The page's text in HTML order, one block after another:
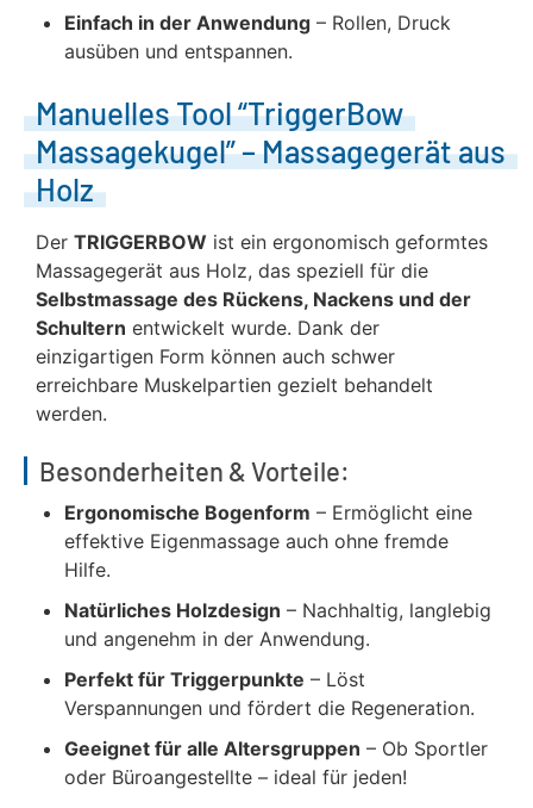
Einfach in der Anwendung – Rollen, Druck
ausüben und entspannen.
Manuelles Tool “TriggerBow
Massagekugel” – Massagegerät aus
Holz
Der TRIGGERBOW ist ein ergonomisch geformtes
Massagegerät aus Holz, das speziell für die
Selbstmassage des Rückens, Nackens und der
Schultern entwickelt wurde. Dank der
einzigartigen Form können auch schwer
erreichbare Muskelpartien gezielt behandelt
werden.
Besonderheiten & Vorteile:
Ergonomische Bogenform – Ermöglicht eine
effektive Eigenmassage auch ohne fremde
Hilfe.
Natürliches Holzdesign – Nachhaltig, langlebig
und angenehm in der Anwendung.
Perfekt für Triggerpunkte – Löst
Verspannungen und fördert die Regeneration.
Geeignet für alle Altersgruppen – Ob Sportler
oder Büroangestellte – ideal für jeden!